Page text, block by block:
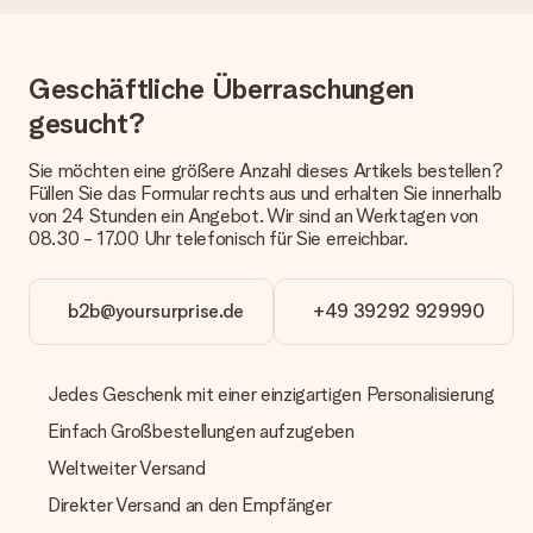
anbieten. Das Geschenk, das bestellt wird, wird als Paket oder
Päckchen versendet. Möchtest du wissen, ob es als Paket
oder Päckchen geliefert wird, kontaktiere bitte unseren
Kundenservice.
Zahlung
Wie kann ich meine Bestellung bezahlen?
Wir bieten die folgenden Zahlungsoptionen an: Vorauskasse
Kreditkarte oder auf Rechnung über Klarna. Bei einer
manuellen Überweisung verlängert sich die Lieferzeit des
Geschenks jedoch um 3 Werktage.
Geschenk empfangen
erfüllt?
Sollte das Geschenk wider Erwarten deine Erwartungen nicht
kontaktieren. Dort wird dir umgehend ein passender
Geschäftliche Überraschungen
gesucht?
Sie möchten eine größere Anzahl dieses Artikels bestellen?
Füllen Sie das Formular rechts aus und erhalten Sie innerhalb
von 24 Stunden ein Angebot. Wir sind an Werktagen von
08.30 - 17.00 Uhr telefonisch für Sie erreichbar.
b2b@yoursurprise.de +49 39292 929990
Jedes Geschenk mit einer einzigartigen Personalisierung
Einfach Großbestellungen aufzugeben
Weltweiter Versand
Direkter Versand an den Empfänger